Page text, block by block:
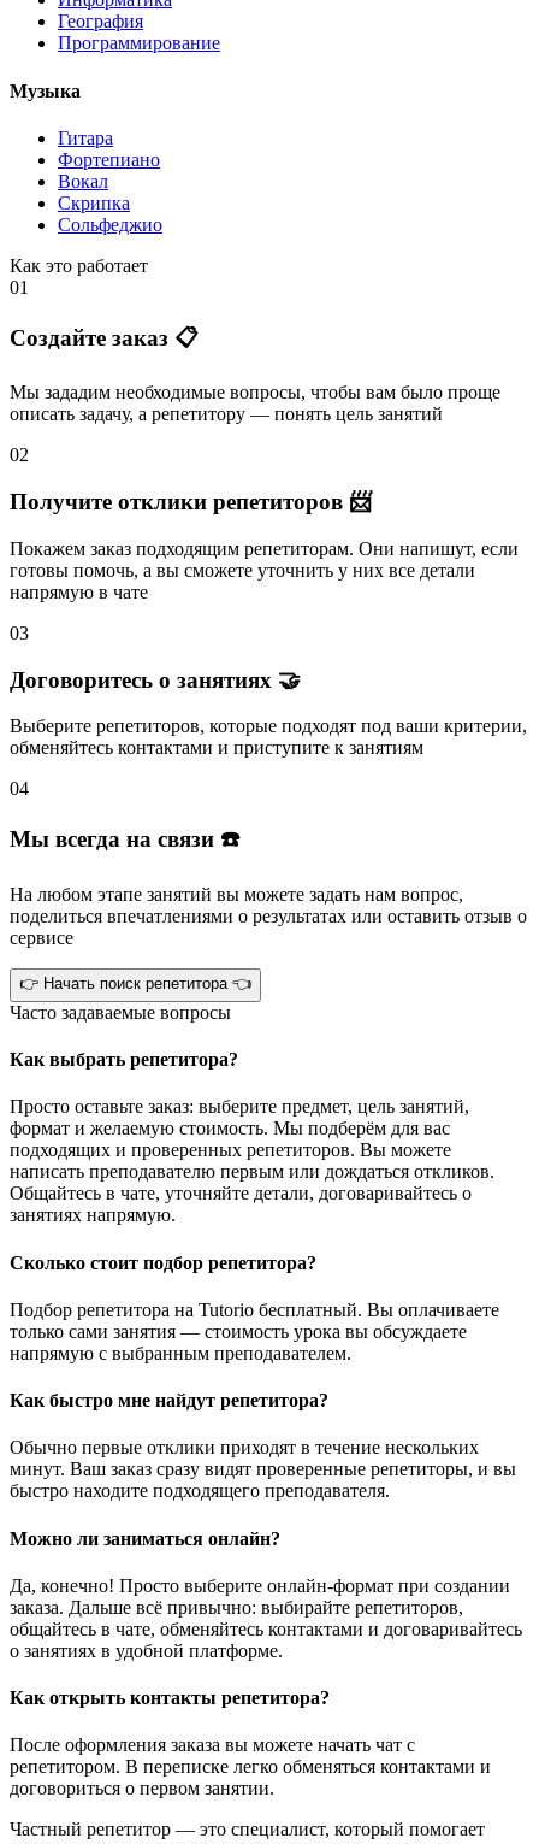
География
Программирование
Музыка
Гитара
Фортепиано
Вокал
Скрипка
Сольфеджио
Как это работает
01
Создайте заказ 📋
Мы зададим необходимые вопросы, чтобы вам было проще
описать задачу, а репетитору — понять цель занятий
02
Получите отклики репетиторов 📨
Покажем заказ подходящим репетиторам. Они напишут, если
готовы помочь, а вы сможете уточнить у них все детали
напрямую в чате
03
Договоритесь о занятиях 🤝
Выберите репетиторов, которые подходят под ваши критерии,
обменяйтесь контактами и приступите к занятиям
04
Мы всегда на связи ☎️
На любом этапе занятий вы можете задать нам вопрос,
поделиться впечатлениями о результатах или оставить отзыв о
сервисе
👉 Начать поиск репетитора 👈
Часто задаваемые вопросы
Как выбрать репетитора?
Просто оставьте заказ: выберите предмет, цель занятий,
формат и желаемую стоимость. Мы подберём для вас
подходящих и проверенных репетиторов. Вы можете
написать преподавателю первым или дождаться откликов.
Общайтесь в чате, уточняйте детали, договаривайтесь о
занятиях напрямую.
Сколько стоит подбор репетитора?
Подбор репетитора на Tutorio бесплатный. Вы оплачиваете
только сами занятия — стоимость урока вы обсуждаете
напрямую с выбранным преподавателем.
Как быстро мне найдут репетитора?
Обычно первые отклики приходят в течение нескольких
минут. Ваш заказ сразу видят проверенные репетиторы, и вы
быстро находите подходящего преподавателя.
Можно ли заниматься онлайн?
Да, конечно! Просто выберите онлайн-формат при создании
заказа. Дальше всё привычно: выбирайте репетиторов,
общайтесь в чате, обменяйтесь контактами и договаривайтесь
о занятиях в удобной платформе.
Как открыть контакты репетитора?
После оформления заказа вы можете начать чат с
репетитором. В переписке легко обменяться контактами и
договориться о первом занятии.
Частный репетитор — это специалист, который помогает